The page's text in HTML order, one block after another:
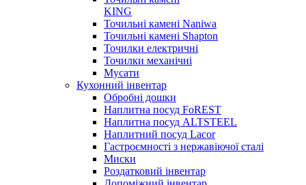
KING
Точильні камені Naniwa
Точильні камені Shapton
Точилки електричні
Точилки механічні
Мусати
Кухонний інвентар
Обробні дошки
Наплитна посуд FoREST
Наплитна посуд ALTSTEEL
Наплитний посуд Lacor
Гастроємності з нержавіючої сталі
Миски
Роздатковий інвентар